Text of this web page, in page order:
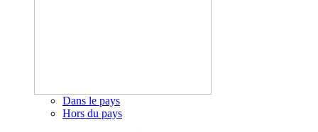
Dans le pays
Hors du pays